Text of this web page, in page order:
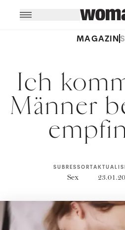
MAGAZIN
Ich
Männer
SUBRESSORT
Sex